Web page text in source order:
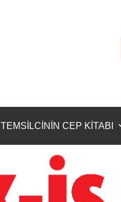
TEMSİLCİNİN CEP KİTABI